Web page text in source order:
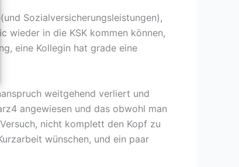
Sozialversicherungsleistungen),
wieder in die KSK kommen können,
eine Kollegin hat grade eine
weitgehend verliert und
angewiesen und das obwohl man
nicht komplett den Kopf zu
wünschen, und ein paar